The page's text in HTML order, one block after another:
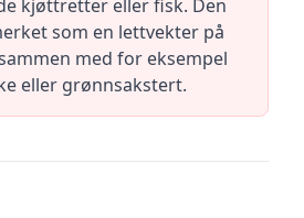
kjøttretter eller fisk. Den
som en lettvekter på
med for eksempel
eller grønnsakstert.